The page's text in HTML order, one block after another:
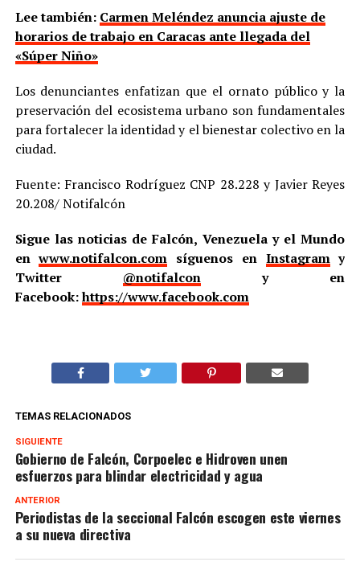
Lee también: Carmen Meléndez anuncia ajuste de
horarios de trabajo en Caracas ante llegada del
«Súper Niño»
Los denunciantes enfatizan que el ornato público y la
preservación del ecosistema urbano son fundamentales
para fortalecer la identidad y el bienestar colectivo en la
ciudad.
Fuente: Francisco Rodríguez CNP 28.228 y Javier Reyes
20.208/ Notifalcón
Sigue las noticias de Falcón, Venezuela y el Mundo
enwww.notifalcon.com síguenos en Instagramy
Twitter @notifalcony en
Facebook:https://www.facebook.com
TEMAS RELACIONADOS
SIGUIENTE
Gobierno de Falcón, Corpoelec e Hidroven unen
esfuerzos para blindar electricidad y agua
ANTERIOR
Periodistas de la seccional Falcón escogen este viernes
a su nueva directiva